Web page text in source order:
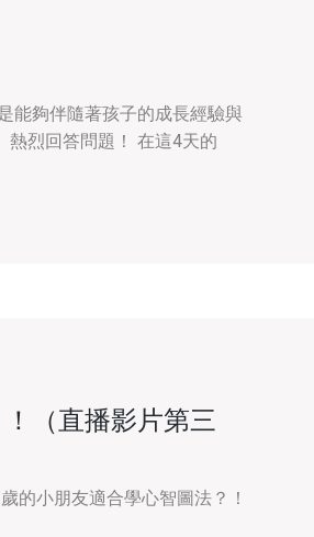
能夠伴隨著孩子的成長經驗與
烈回答問題！ 在這4天的
（直播影片第三
的小朋友適合學心智圖法？！